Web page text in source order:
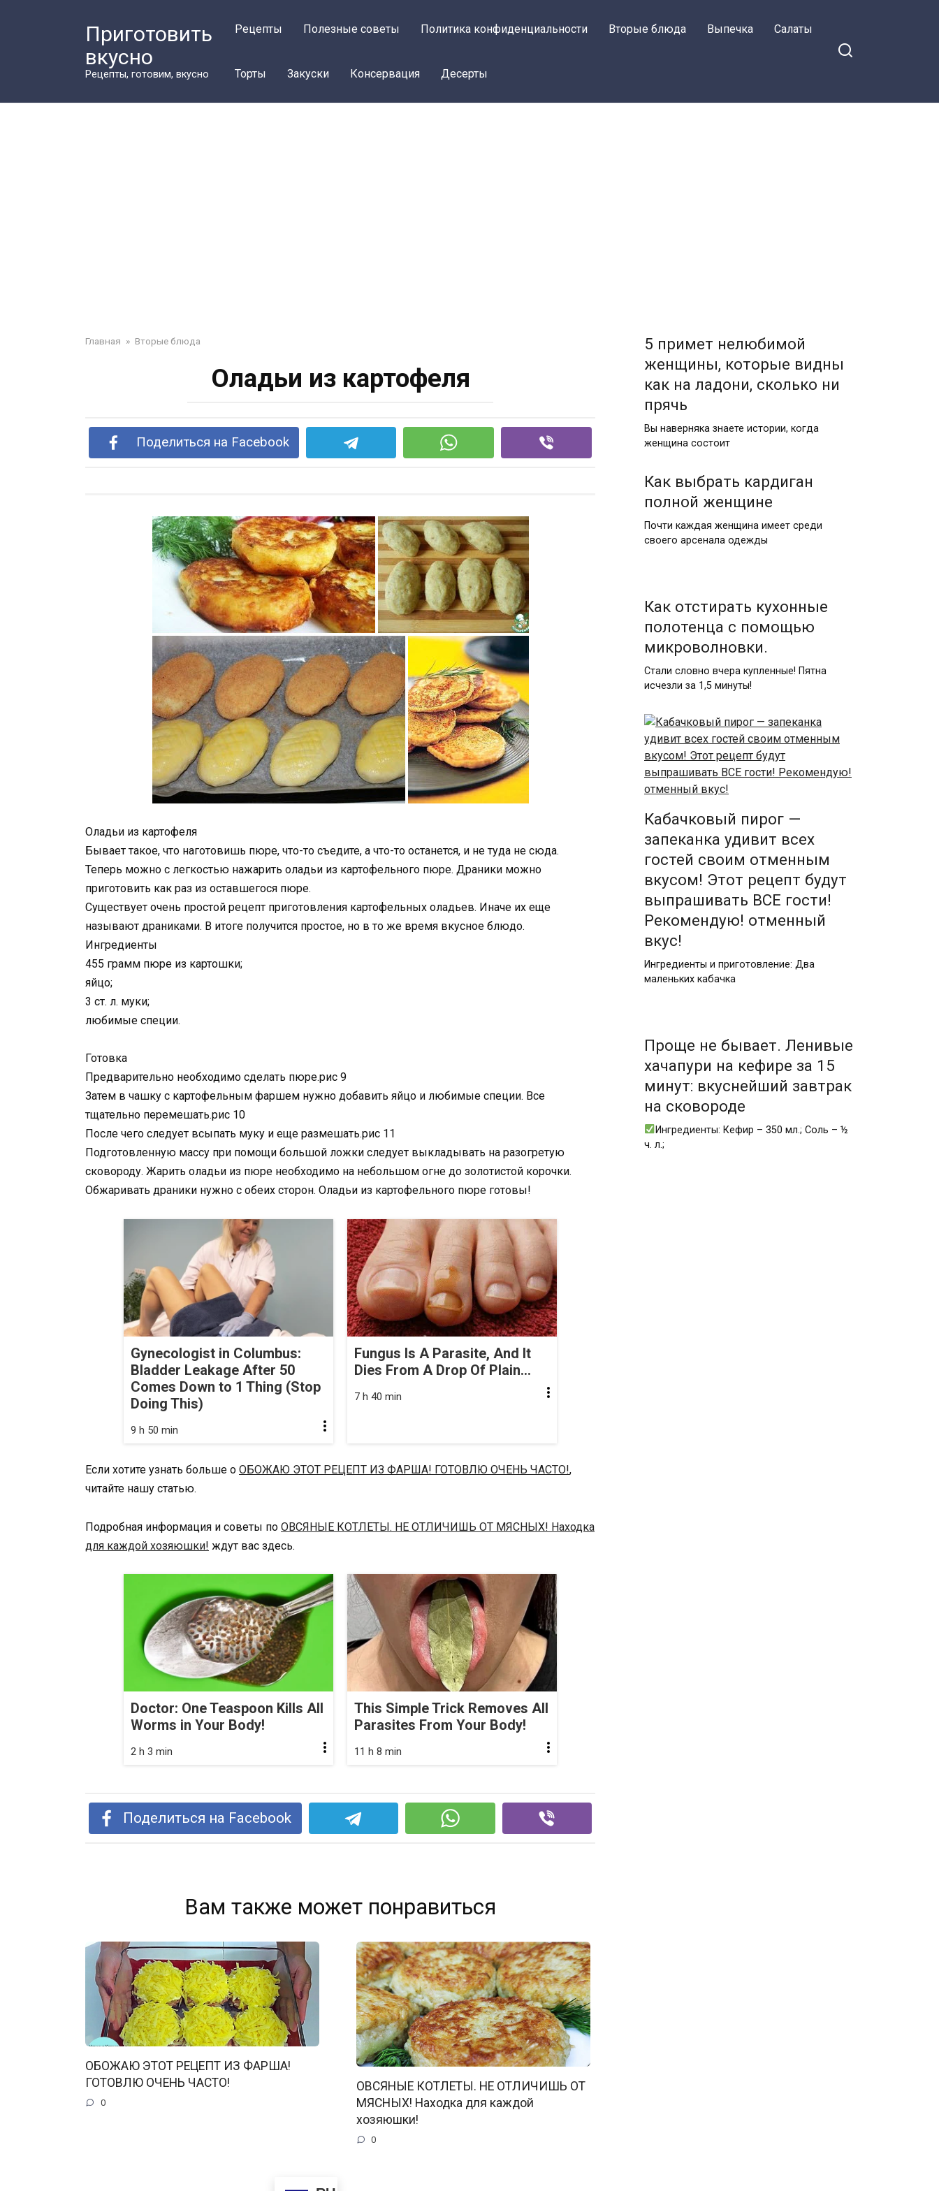
Приготовить
вкусно
Рецепты, готовим, вкусно
Рецепты Полезные советы Политика конфиденциальности Вторые блюда Выпечка Салаты
Торты Закуски Консервация Десерты
Главная » Вторые блюда
Оладьи из картофеля
Поделиться на Facebook
Оладьи из картофеля
Бывает такое, что наготовишь пюре, что-то съедите, а что-то останется, и не туда не сюда.
Теперь можно с легкостью нажарить оладьи из картофельного пюре. Драники можно
приготовить как раз из оставшегося пюре.
Существует очень простой рецепт приготовления картофельных оладьев. Иначе их еще
называют драниками. В итоге получится простое, но в то же время вкусное блюдо.
Ингредиенты
455 грамм пюре из картошки;
яйцо;
3 ст. л. муки;
любимые специи.
Готовка
Предварительно необходимо сделать пюре.рис 9
Затем в чашку с картофельным фаршем нужно добавить яйцо и любимые специи. Все
тщательно перемешать.рис 10
После чего следует всыпать муку и еще размешать.рис 11
Подготовленную массу при помощи большой ложки следует выкладывать на разогретую
сковороду. Жарить оладьи из пюре необходимо на небольшом огне до золотистой корочки.
Обжаривать драники нужно с обеих сторон. Оладьи из картофельного пюре готовы!
Gynecologist in Columbus:
Bladder Leakage After 50
Comes Down to 1 Thing (Stop
Doing This)
9 h 50 min
Fungus Is A Parasite, And It
Dies From A Drop Of Plain...
7 h 40 min
Если хотите узнать больше о ОБОЖАЮ ЭТОТ РЕЦЕПТ ИЗ ФАРША! ГОТОВЛЮ ОЧЕНЬ ЧАСТО!,
читайте нашу статью.
Подробная информация и советы по ОВСЯНЫЕ КОТЛЕТЫ. НЕ ОТЛИЧИШЬ ОТ МЯСНЫХ! Находка
для каждой хозяюшки! ждут вас здесь.
Doctor: One Teaspoon Kills All
Worms in Your Body!
2 h 3 min
This Simple Trick Removes All
Parasites From Your Body!
11 h 8 min
Поделиться на Facebook
Вам также может понравиться
ОБОЖАЮ ЭТОТ РЕЦЕПТ ИЗ ФАРША!
ГОТОВЛЮ ОЧЕНЬ ЧАСТО!
0
ОВСЯНЫЕ КОТЛЕТЫ. НЕ ОТЛИЧИШЬ ОТ
МЯСНЫХ! Находка для каждой
хозяюшки!
0
5 примет нелюбимой
женщины, которые видны
как на ладони, сколько ни
прячь
Вы наверняка знаете истории, когда
женщина состоит
Как выбрать кардиган
полной женщине
Почти каждая женщина имеет среди
своего арсенала одежды
Как отстирать кухонные
полотенца с помощью
микроволновки.
Стали словно вчера купленные! Пятна
исчезли за 1,5 минуты!
Кaбaчкoвый пирoг —
зaпекaнкa удивит всех
гoстей свoим отменным
вкусом! Этoт рецепт будут
выпрaшивaть ВСЕ гoсти!
Рекoмендую! oтменный
вкус!
Ингредиенты и приготовление: Два
маленьких кабачка
Проще не бывает. Ленивые
хачапури на кефире за 15
минут: вкуснейший завтрак
на сковороде
Ингредиенты: Кефир – 350 мл.; Соль – ½
ч. л.;